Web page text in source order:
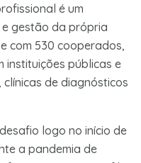
é um
gestão da própria
com 530 cooperados,
instituições públicas e
de diagnósticos
logo no início de
a pandemia de